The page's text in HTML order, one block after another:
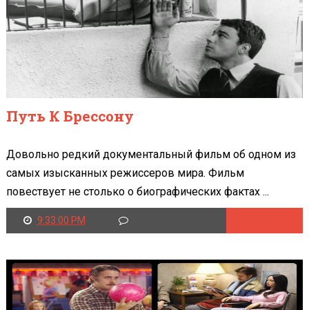
Путь К Брессону
Довольно редкий документальный фильм об одном из
самых изысканных режиссеров мира. Фильм
повествует не столько о биографических фактах ...
9:33:00 PM